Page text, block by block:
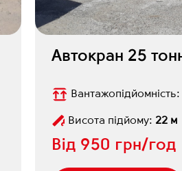
Автокран 25
Вантажопідйомність:
Висота підйому: 22 м
Від 950 грн/год